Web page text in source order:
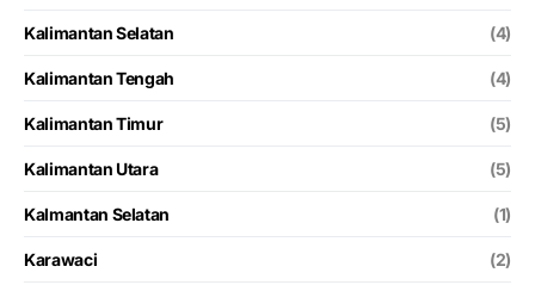
Kalimantan Selatan (4)
Kalimantan Tengah (4)
Kalimantan Timur (5)
Kalimantan Utara (5)
Kalmantan Selatan (1)
Karawaci (2)